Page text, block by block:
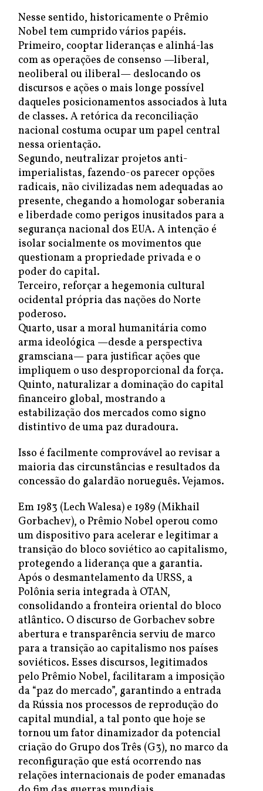
Nesse sentido, historicamente o Prêmio
Nobel tem cumprido vários papéis.
Primeiro, cooptar lideranças e alinhá-las
com as operações de consenso —liberal,
neoliberal ou iliberal— deslocando os
discursos e ações o mais longe possível
daqueles posicionamentos associados à luta
de classes. A retórica da reconciliação
nacional costuma ocupar um papel central
nessa orientação.
Segundo, neutralizar projetos anti-
imperialistas, fazendo-os parecer opções
radicais, não civilizadas nem adequadas ao
presente, chegando a homologar soberania
e liberdade como perigos inusitados para a
segurança nacional dos EUA. A intenção é
isolar socialmente os movimentos que
questionam a propriedade privada e o
poder do capital.
Terceiro, reforçar a hegemonia cultural
ocidental própria das nações do Norte
poderoso.
Quarto, usar a moral humanitária como
arma ideológica —desde a perspectiva
gramsciana— para justificar ações que
impliquem o uso desproporcional da força.
Quinto, naturalizar a dominação do capital
financeiro global, mostrando a
estabilização dos mercados como signo
distintivo de uma paz duradoura.
Isso é facilmente comprovável ao revisar a
maioria das circunstâncias e resultados da
concessão do galardão norueguês. Vejamos.
Em 1983 (Lech Walesa) e 1989 (Mikhail
Gorbachev), o Prêmio Nobel operou como
um dispositivo para acelerar e legitimar a
transição do bloco soviético ao capitalismo,
protegendo a liderança que a garantia.
Após o desmantelamento da URSS, a
Polônia seria integrada à OTAN,
consolidando a fronteira oriental do bloco
atlântico. O discurso de Gorbachev sobre
abertura e transparência serviu de marco
para a transição ao capitalismo nos países
soviéticos. Esses discursos, legitimados
pelo Prêmio Nobel, facilitaram a imposição
da “paz do mercado”, garantindo a entrada
da Rússia nos processos de reprodução do
capital mundial, a tal ponto que hoje se
tornou um fator dinamizador da potencial
criação do Grupo dos Três (G3), no marco da
reconfiguração que está ocorrendo nas
relações internacionais de poder emanadas